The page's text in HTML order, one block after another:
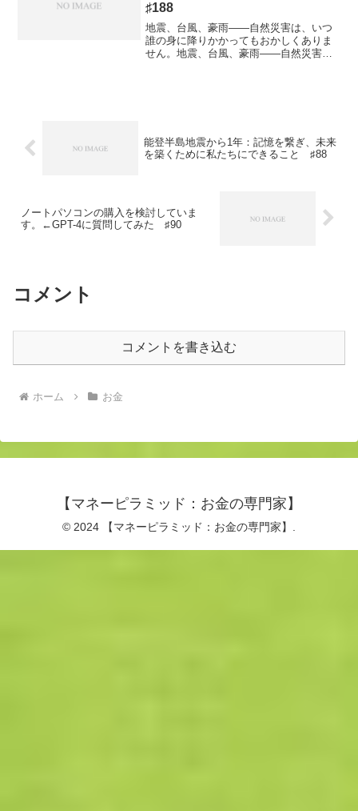
♯188
地震、台風、豪雨——自然災害は、いつ
誰の身に降りかかってもおかしくありま
せん。地震、台風、豪雨——自然災害
能登半島地震から1年：記憶を繋ぎ、未来
を築くために私たちにできること ♯88
ノートパソコンの購入を検討していま
す。←GPT-4に質問してみた ♯90
コメント
コメントを書き込む
ホーム お金
【マネーピラミッド：お金の専門家】
© 2024 【マネーピラミッド：お金の専門家】.